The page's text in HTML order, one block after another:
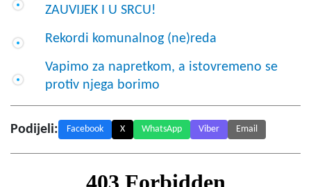
ZAUVIJEK I U SRCU!
Rekordi komunalnog (ne)reda
Vapimo za napretkom, a istovremeno se
protiv njega borimo
Podijeli: Facebook X WhatsApp Viber Email